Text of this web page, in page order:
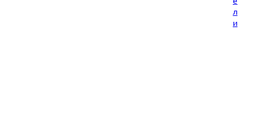
л
и